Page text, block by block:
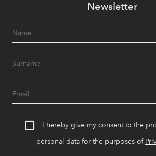
Newsletter
I hereby give my consent to the
personal data for the purposes of